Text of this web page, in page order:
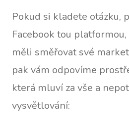
Pokud si kladete otázku,
Facebook tou
měli směřovat své
pak vám odpovíme
která mluví za vše a
vysvětlování: